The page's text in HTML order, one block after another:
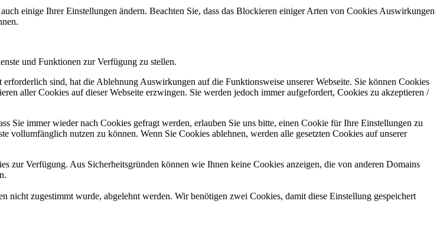
einige Ihrer Einstellungen ändern. Beachten Sie, dass das Blockieren einiger Arten von Cookies Auswirkungen
und Funktionen zur Verfügung zu stellen.
sind, hat die Ablehnung Auswirkungen auf die Funktionsweise unserer Webseite. Sie können Cookies
aller Cookies auf dieser Webseite erzwingen. Sie werden jedoch immer aufgefordert, Cookies zu akzeptieren /
Sie immer wieder nach Cookies gefragt werden, erlauben Sie uns bitte, einen Cookie für Ihre Einstellungen zu
vollumfänglich nutzen zu können. Wenn Sie Cookies ablehnen, werden alle gesetzten Cookies auf unserer
zur Verfügung. Aus Sicherheitsgründen können wie Ihnen keine Cookies anzeigen, die von anderen Domains
zugestimmt wurde, abgelehnt werden. Wir benötigen zwei Cookies, damit diese Einstellung gespeichert